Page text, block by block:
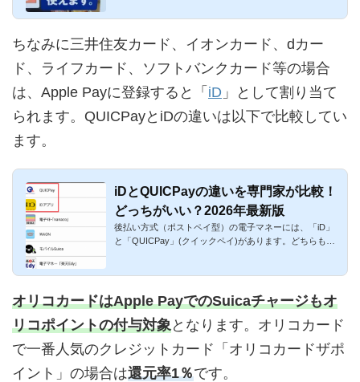
ちなみに三井住友カード、イオンカード、dカー
ド、ライフカード、ソフトバンクカード等の場合
は、Apple Payに登録すると「 iD 」として割り当て
られます。QUICPayとiDの違いは以下で比較してい
ます。
iDとQUICPayの違いを専門家が比較！
どっちがいい？2026年最新版
後払い方式（ポストペイ型）の電子マネーには、「iD」
と「QUICPay」(クイックペイ)があります。どちらも使
オリコカードはApple PayでのSuicaチャージもオ
リコポイントの付与対象となります。オリコカード
で一番人気のクレジットカード「オリコカードザポ
イント」の場合は還元率1％です。